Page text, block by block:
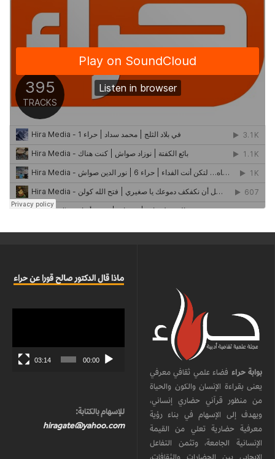
بوابة حراء فضاء علمي ثقافي معرفي
يعنى بقراءة الإنسان والكون والحياة
من منظور قرآني حضاري إنساني،
ويهدف إلى الإسهام في بناء رؤية
معرفية حضارية تعلي من القيمة
الإنسانية الجامعة، وتثمن التفاعل
ماذا قال الدكتور صالح قورا عن حراء
00:00
03:14
للإسهام بالكتابة:
hiragate@yahoo.com